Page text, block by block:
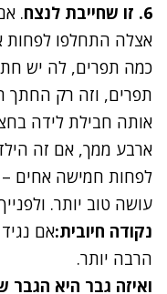
6. זו שחייבת לנצח
.
אצלה התחלפו
כמה תפרים, לה יש
תפרים, וזה רק החתך
אותה חבילת לידה
ארבע ממך, אם זה
לפחות חמישה אחים
עושה טוב יותר.
נקודה חיובית:אם
הרבה יותר.
ואיזה גבר היא